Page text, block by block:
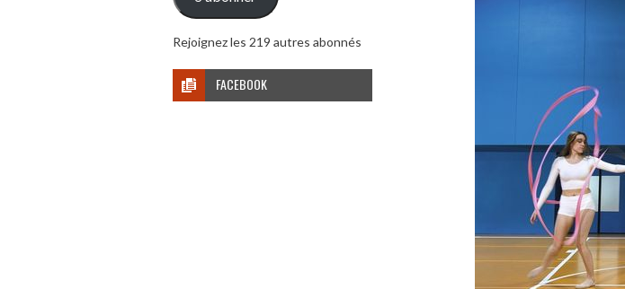
Rejoignez les 219 autres abonnés
FACEBOOK